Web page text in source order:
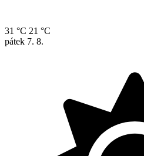
31 °C 21 °C
pátek 7. 8.